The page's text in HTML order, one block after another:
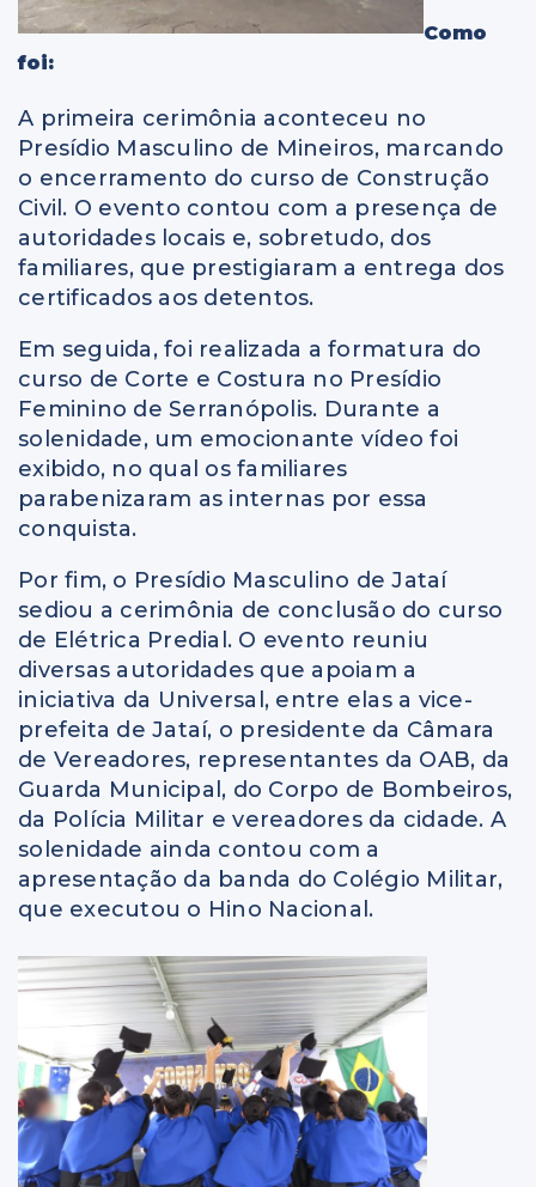
Como
foi:
A primeira cerimônia aconteceu no
Presídio Masculino de Mineiros, marcando
o encerramento do curso de Construção
Civil. O evento contou com a presença de
autoridades locais e, sobretudo, dos
familiares, que prestigiaram a entrega dos
certificados aos detentos.
Em seguida, foi realizada a formatura do
curso de Corte e Costura no Presídio
Feminino de Serranópolis. Durante a
solenidade, um emocionante vídeo foi
exibido, no qual os familiares
parabenizaram as internas por essa
conquista.
Por fim, o Presídio Masculino de Jataí
sediou a cerimônia de conclusão do curso
de Elétrica Predial. O evento reuniu
diversas autoridades que apoiam a
iniciativa da Universal, entre elas a vice-
prefeita de Jataí, o presidente da Câmara
de Vereadores, representantes da OAB, da
Guarda Municipal, do Corpo de Bombeiros,
da Polícia Militar e vereadores da cidade. A
solenidade ainda contou com a
apresentação da banda do Colégio Militar,
que executou o Hino Nacional.